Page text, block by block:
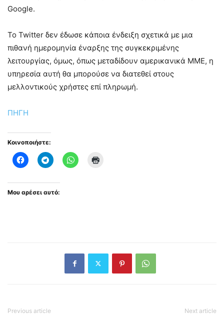
Google.
Το Twitter δεν έδωσε κάποια ένδειξη σχετικά με μια
πιθανή ημερομηνία έναρξης της συγκεκριμένης
λειτουργίας, όμως, όπως μεταδίδουν αμερικανικά ΜΜΕ, η
υπηρεσία αυτή θα μπορούσε να διατεθεί στους
μελλοντικούς χρήστες επί πληρωμή.
ΠΗΓΗ
Κοινοποιήστε:
Μου αρέσει αυτό:
Previous article Next article